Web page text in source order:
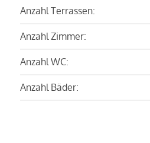
Anzahl Terrassen:
Anzahl Zimmer:
Anzahl WC:
Anzahl Bäder: